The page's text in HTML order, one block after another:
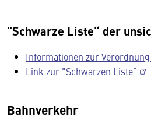
"Schwarze Liste“ der
Informationen zur Verordnung
Link zur "Schwarzen Liste“
Bahnverkehr